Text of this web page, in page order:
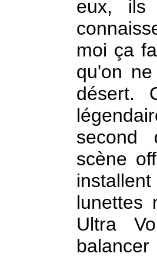
eux, ils
moi ça
qu'on
désert.
second
scène
lunettes
Ultra